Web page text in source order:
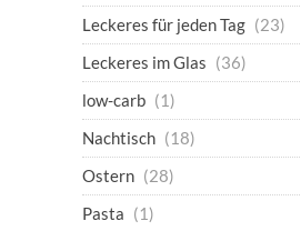
Leckeres für jeden Tag (23)
Leckeres im Glas (36)
low-carb (1)
Nachtisch (18)
Ostern (28)
Pasta (1)